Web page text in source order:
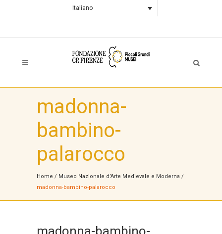
Italiano
madonna-
bambino-
palarocco
Home / Museo Nazionale d’Arte Medievale e Moderna /
madonna-bambino-palarocco
madonna-bambino-